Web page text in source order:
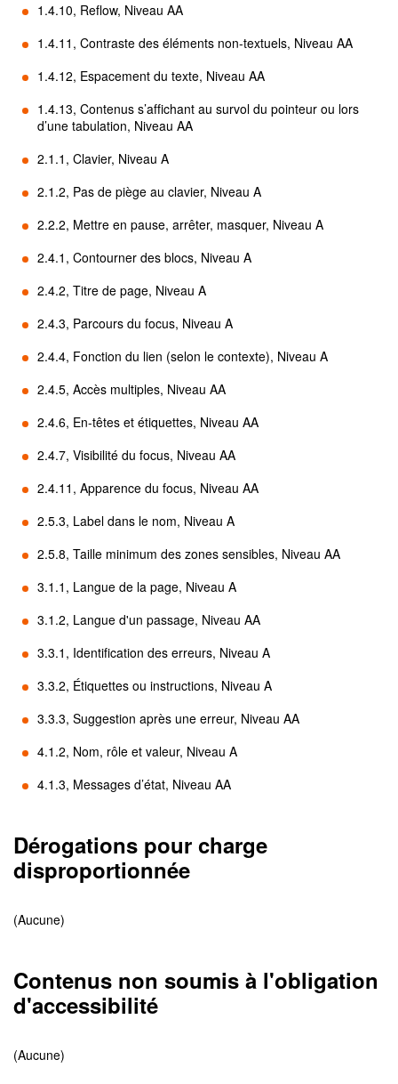
1.4.10, Reflow, Niveau AA
1.4.11, Contraste des éléments non-textuels, Niveau AA
1.4.12, Espacement du texte, Niveau AA
1.4.13, Contenus s’affichant au survol du pointeur ou lors
d’une tabulation, Niveau AA
2.1.1, Clavier, Niveau A
2.1.2, Pas de piège au clavier, Niveau A
2.2.2, Mettre en pause, arrêter, masquer, Niveau A
2.4.1, Contourner des blocs, Niveau A
2.4.2, Titre de page, Niveau A
2.4.3, Parcours du focus, Niveau A
2.4.4, Fonction du lien (selon le contexte), Niveau A
2.4.5, Accès multiples, Niveau AA
2.4.6, En-têtes et étiquettes, Niveau AA
2.4.7, Visibilité du focus, Niveau AA
2.4.11, Apparence du focus, Niveau AA
2.5.3, Label dans le nom, Niveau A
2.5.8, Taille minimum des zones sensibles, Niveau AA
3.1.1, Langue de la page, Niveau A
3.1.2, Langue d'un passage, Niveau AA
3.3.1, Identification des erreurs, Niveau A
3.3.2, Étiquettes ou instructions, Niveau A
3.3.3, Suggestion après une erreur, Niveau AA
4.1.2, Nom, rôle et valeur, Niveau A
4.1.3, Messages d’état, Niveau AA
Dérogations pour charge
disproportionnée
(Aucune)
Contenus non soumis à l'obligation
d'accessibilité
(Aucune)